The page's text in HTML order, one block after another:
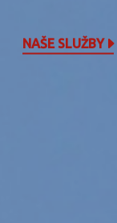
NAŠE SLUŽBY